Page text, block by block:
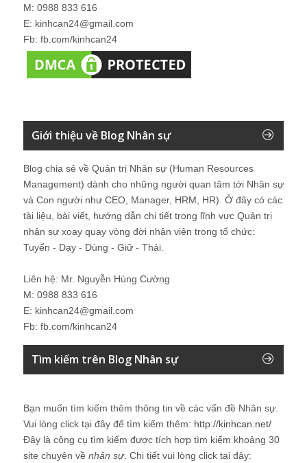
M: 0988 833 616
E: kinhcan24@gmail.com
Fb: fb.com/kinhcan24
Giới thiệu về Blog Nhân sự
Blog chia sẻ về Quản trị Nhân sự (Human Resources
Management) dành cho những người quan tâm tới Nhân sự
và Con người như CEO, Manager, HRM, HR). Ở đây có các
tài liệu, bài viết, hướng dẫn chi tiết trong lĩnh vực Quản trị
nhân sự xoay quay vòng đời nhân viên trong tổ chức:
Tuyển - Dạy - Dùng - Giữ - Thải.
Liên hệ: Mr. Nguyễn Hùng Cường
M: 0988 833 616
E: kinhcan24@gmail.com
Fb: fb.com/kinhcan24
Tìm kiếm trên Blog Nhân sự
Bạn muốn tìm kiếm thêm thông tin về các vấn đề Nhân sự
Vui lòng click tại đây để tìm kiếm thêm: http://kinhcan.net/
Đây là công cụ tìm kiếm được tích hợp tìm kiếm khoảng 30
site chuyên về nhân sự. Chi tiết vui lòng click tại đây: